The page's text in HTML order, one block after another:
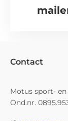
Contact
Motus sport-
Ond.nr.